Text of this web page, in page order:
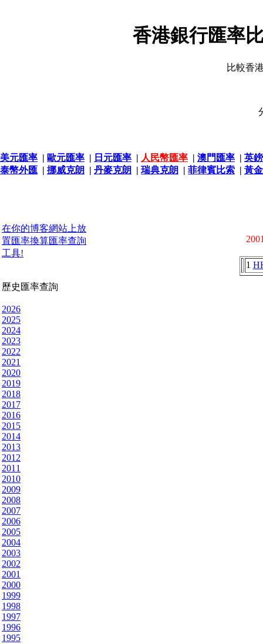
香港銀行匯率
比較香
美元匯率 | 歐元匯率 | 日元匯率 | 人民幣匯率 | 澳門匯率 | 英
泰幣外匯 | 挪威克朗 | 丹麥克朗 | 瑞典克朗 | 菲律賓比索 | 黃
在你的博客網站上放
置匯率換算匯率查詢
工具!
歷史匯率查詢
2026
2025
2024
2023
2022
2021
2020
2019
2018
2017
2016
2015
2014
2013
2012
2011
2010
2009
2008
2007
2006
2005
2004
2003
2002
2001
2000
1999
1998
1997
1996
1995
1